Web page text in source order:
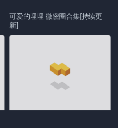
可爱的埋埋 微密圈合集[持续更
新]